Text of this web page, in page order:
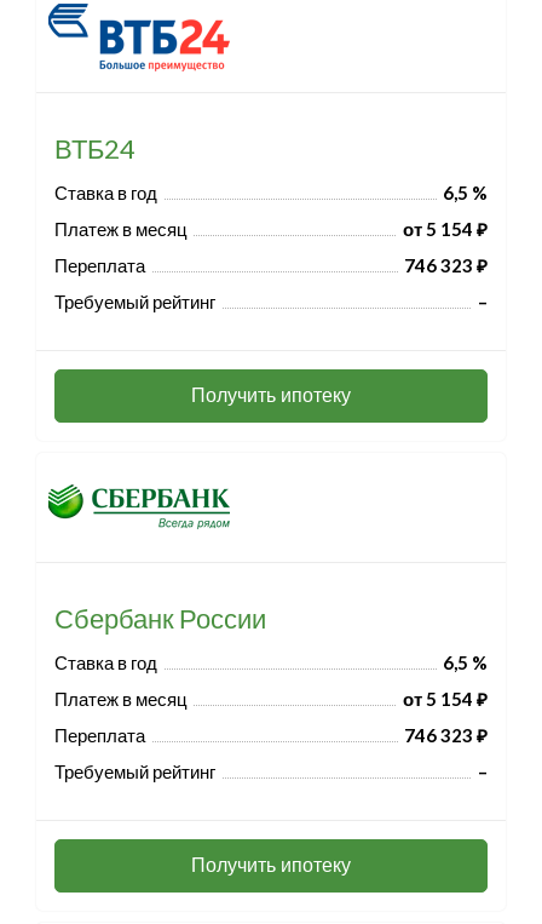
ВТБ24
Ставка в год
6,5 %
Платеж в месяц
от 5 154 ₽
Переплата
746 323 ₽
Требуемый рейтинг
–
Получить ипотеку
Сбербанк России
Ставка в год
6,5 %
Платеж в месяц
от 5 154 ₽
Переплата
746 323 ₽
Требуемый рейтинг
–
Получить ипотеку